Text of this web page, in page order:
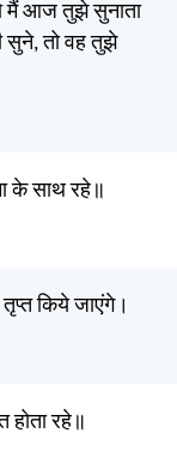
मैं आज तुझे सुनाता
सुने, तो वह तुझे
के साथ रहे॥
किये जाएंगे।
होता रहे॥